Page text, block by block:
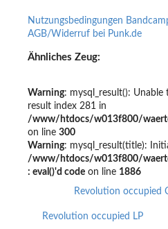
Nutzungsbedingungen
AGB/Widerruf bei Punk.de
Ähnliches Zeug:
Warning: mysql_result():
result index 281 in
/www/htdocs/w013f800/
on line 300
Warning: mysql_result(title):
/www/htdocs/w013f800/
: eval()'d code on line 1886
Revolution occupied
Revolution occupied LP